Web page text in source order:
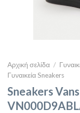
Αρχική σελίδα /
Γυναικεία Sneakers
Sneakers